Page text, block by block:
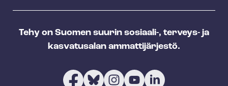
Tehy on Suomen suurin sosiaali-, terveys- ja
kasvatusalan ammattijärjestö.